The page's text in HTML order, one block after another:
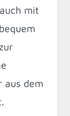
mit
aus dem